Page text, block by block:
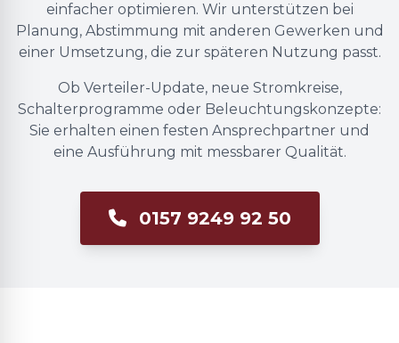
einfacher optimieren. Wir unterstützen bei
Planung, Abstimmung mit anderen Gewerken und
einer Umsetzung, die zur späteren Nutzung passt.
Ob Verteiler-Update, neue Stromkreise,
Schalterprogramme oder Beleuchtungskonzepte:
Sie erhalten einen festen Ansprechpartner und
eine Ausführung mit messbarer Qualität.
0157 9249 92 50